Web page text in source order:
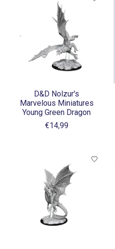
D&D Nolzur's
Marvelous Miniatures
Young Green Dragon
€14,99